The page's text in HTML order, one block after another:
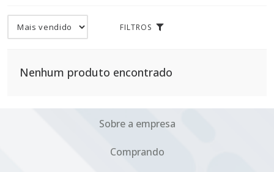
FILTROS
Nenhum produto encontrado
Sobre a empresa
Comprando